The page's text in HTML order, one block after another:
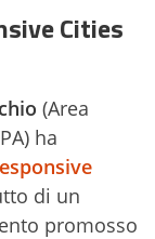
Cities
(Area
ha
di un
promosso